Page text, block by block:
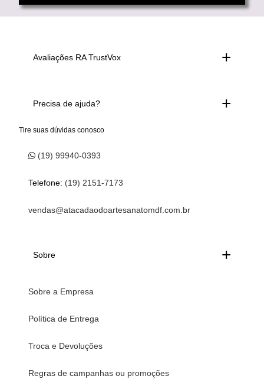
Avaliações RA TrustVox
Precisa de ajuda?
Tire suas dúvidas conosco
(19) 99940-0393
Telefone: (19) 2151-7173
vendas@atacadaodoartesanatomdf.com.br
Sobre
Sobre a Empresa
Política de Entrega
Troca e Devoluções
Regras de campanhas ou promoções